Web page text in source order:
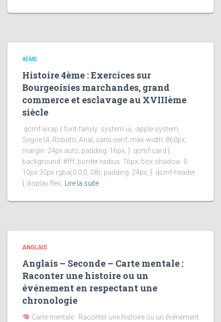
4ÈME
Histoire 4ème : Exercices sur
Bourgeoisies marchandes, grand
commerce et esclavage au XVIIIème
siècle
.qcmf-wrap { font-family: system-ui, -apple-system,
Segoe UI, Roboto, Arial, sans-serif; max-width: 860px;
margin: 24px auto; padding: 16px; } .qcmf-card {
background: #fff; border-radius: 16px; box-shadow: 0
10px 30px rgba(0,0,0,.08); padding: 24px; } .qcmf-header
{ display:flex;
Lire la suite
ANGLAIS
Anglais – Seconde – Carte mentale :
Raconter une histoire ou un
événement en respectant une
chronologie
Carte mentale : Raconter une histoire ou un événement